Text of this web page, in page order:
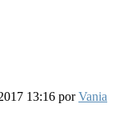
13:16 porVania